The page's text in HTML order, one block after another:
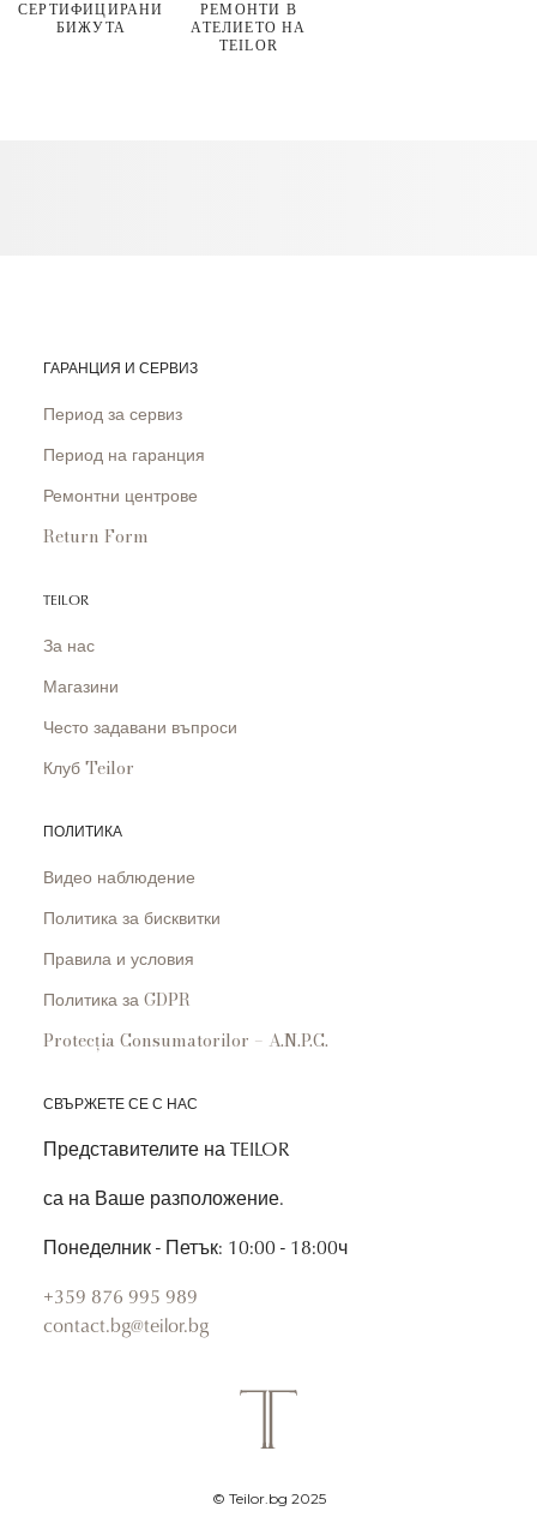
СЕРТИФИЦИРАНИ
БИЖУТА
РЕМОНТИ В
АТЕЛИЕТО НА
TEILOR
ГАРАНЦИЯ И СЕРВИЗ
Период за сервиз
Период на гаранция
Ремонтни центрове
Return Form
TEILOR
За нас
Магазини
Често задавани въпроси
Клуб Teilor
ПОЛИТИКА
Видео наблюдение
Политика за бисквитки
Правила и условия
Политика за GDPR
Protecția Consumatorilor – A.N.P.C.
СВЪРЖЕТЕ СЕ С НАС
Представителите на TEILOR
са на Ваше разположение.
Понеделник - Петък: 10:00 - 18:00ч
+359 876 995 989
contact.bg@teilor.bg
© Teilor.bg 2025